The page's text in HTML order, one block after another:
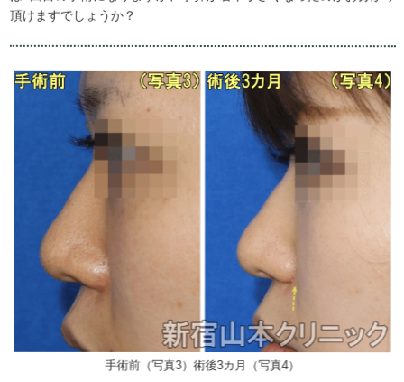
頂けますでしょうか？
手術前（写真3）術後3カ月（写真4）